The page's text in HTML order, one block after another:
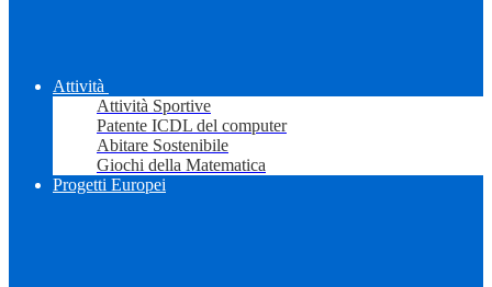
Attività
Attività Sportive
Patente ICDL del computer
Abitare Sostenibile
Giochi della Matematica
Progetti Europei